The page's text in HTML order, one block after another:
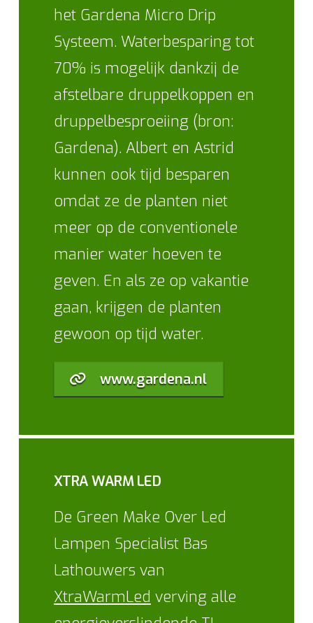
het Gardena Micro Drip
Systeem. Waterbesparing tot
70% is mogelijk dankzij de
afstelbare druppelkoppen en
druppelbesproeiing (bron:
Gardena). Albert en Astrid
kunnen ook tijd besparen
omdat ze de planten niet
meer op de conventionele
manier water hoeven te
geven. En als ze op vakantie
gaan, krijgen de planten
gewoon op tijd water.
www.gardena.nl
XTRA WARM LED
De Green Make Over Led
Lampen Specialist Bas
Lathouwers van
XtraWarmLed verving alle